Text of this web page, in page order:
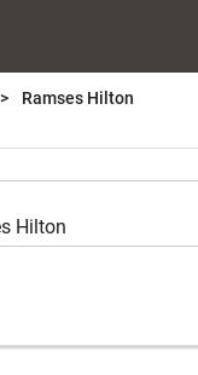
Ramses Hilton